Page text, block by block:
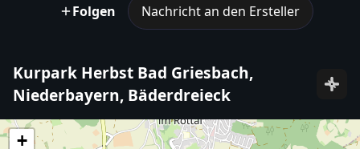
Folgen Nachricht an den Ersteller
Kurpark Herbst Bad Griesbach,
Niederbayern, Bäderdreieck
+